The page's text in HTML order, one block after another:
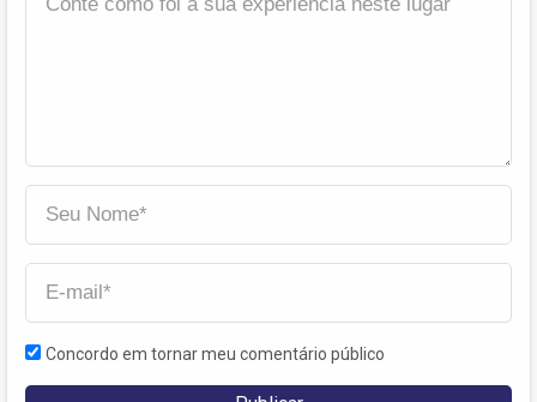
Concordo em tornar meu comentário público